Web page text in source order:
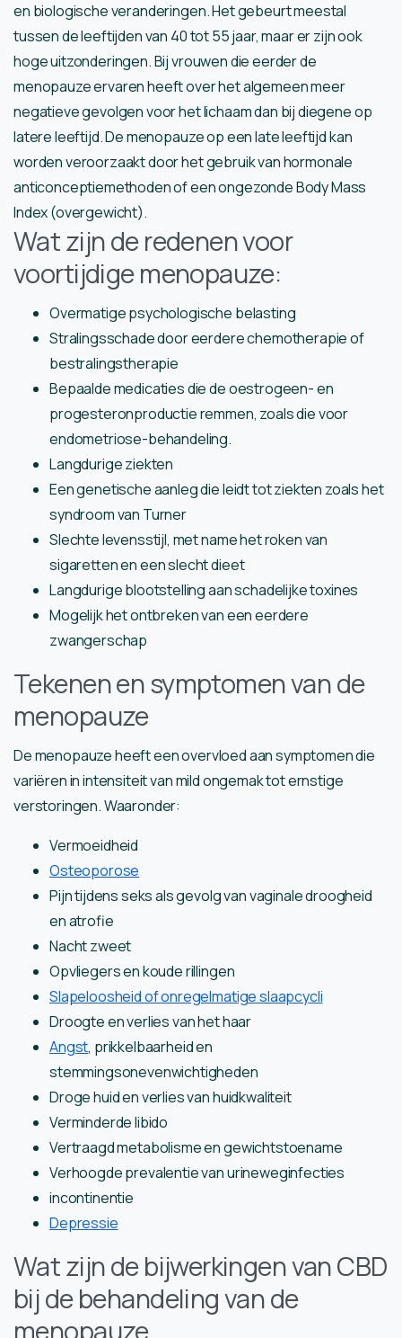
en biologische veranderingen. Het gebeurt meestal
tussen de leeftijden van 40 tot 55 jaar, maar er zijn ook
hoge uitzonderingen. Bij vrouwen die eerder de
menopauze ervaren heeft over het algemeen meer
negatieve gevolgen voor het lichaam dan bij diegene op
latere leeftijd. De menopauze op een late leeftijd kan
worden veroorzaakt door het gebruik van hormonale
anticonceptiemethoden of een ongezonde Body Mass
Index (overgewicht).
Wat zijn de redenen voor
voortijdige menopauze:
Overmatige psychologische belasting
Stralingsschade door eerdere chemotherapie of
bestralingstherapie
Bepaalde medicaties die de oestrogeen- en
progesteronproductie remmen, zoals die voor
endometriose-behandeling.
Langdurige ziekten
Een genetische aanleg die leidt tot ziekten zoals het
syndroom van Turner
Slechte levensstijl, met name het roken van
sigaretten en een slecht dieet
Langdurige blootstelling aan schadelijke toxines
Mogelijk het ontbreken van een eerdere
zwangerschap
Tekenen en symptomen van de
menopauze
De menopauze heeft een overvloed aan symptomen die
variëren in intensiteit van mild ongemak tot ernstige
verstoringen. Waaronder:
Vermoeidheid
Osteoporose
Pijn tijdens seks als gevolg van vaginale droogheid
en atrofie
Nacht zweet
Opvliegers en koude rillingen
Slapeloosheid of onregelmatige slaapcycli
Droogte en verlies van het haar
Angst, prikkelbaarheid en
stemmingsonevenwichtigheden
Droge huid en verlies van huidkwaliteit
Verminderde libido
Vertraagd metabolisme en gewichtstoename
Verhoogde prevalentie van urineweginfecties
incontinentie
Depressie
Wat zijn de bijwerkingen van CBD
bij de behandeling van de